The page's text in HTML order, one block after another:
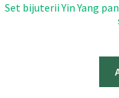
Set bijuterii Yin Yang